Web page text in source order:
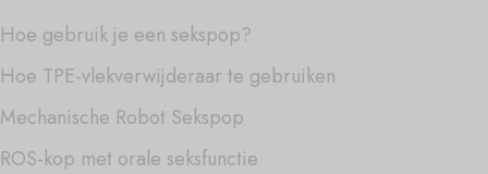
Hoe gebruik je een sekspop?
Hoe TPE-vlekverwijderaar te gebruiken
Mechanische Robot Sekspop
ROS-kop met orale seksfunctie